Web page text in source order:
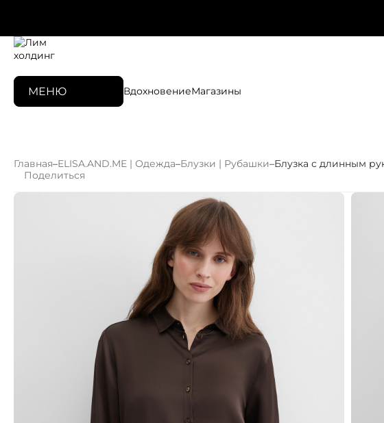
МЕНЮ ВдохновениеМагазины
Главная–ELISA.AND.ME | Одежда–Блузки | Рубашки–Блузка с длинным
Поделиться